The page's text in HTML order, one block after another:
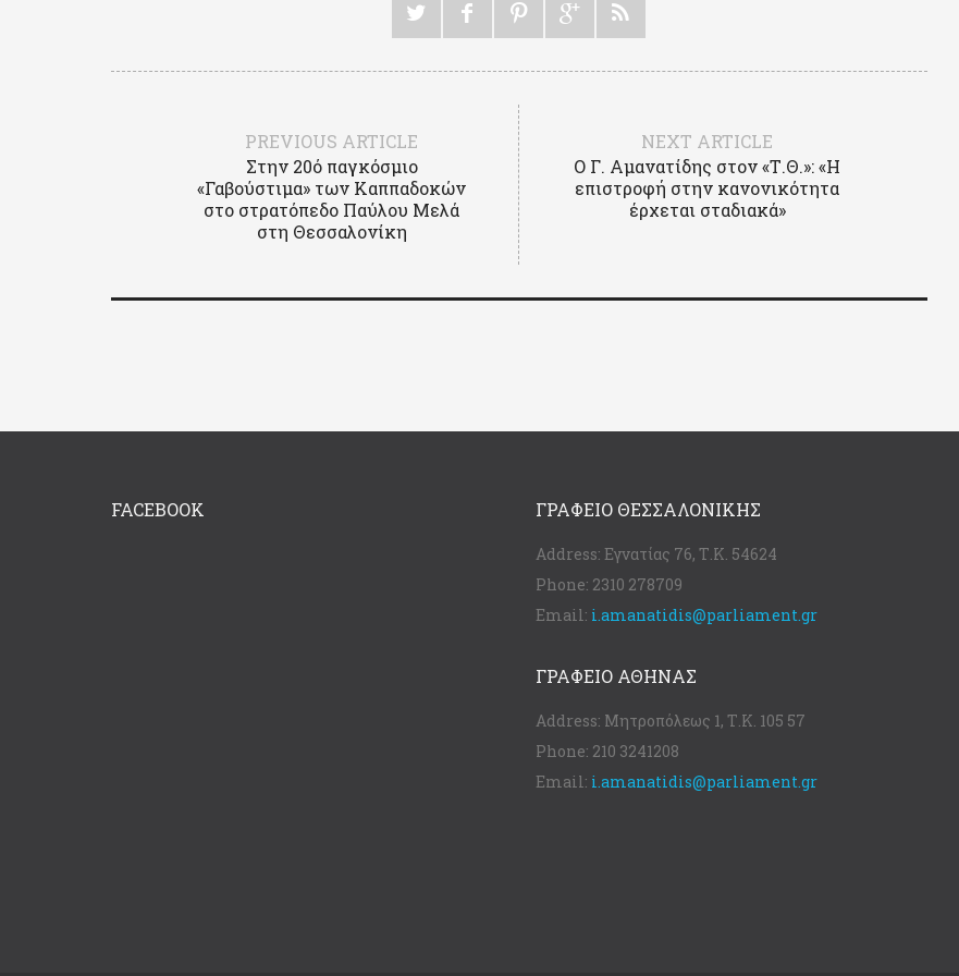
PREVIOUS ARTICLE
Στην 20ό παγκόσμιο
«Γαβούστιμα» των Καππαδοκών
στο στρατόπεδο Παύλου Μελά
στη Θεσσαλονίκη
NEXT ARTICLE
Ο Γ. Αμανατίδης στον «Τ.Θ.»: «Η
επιστροφή στην κανονικότητα
έρχεται σταδιακά»
FACEBOOK ΓΡΑΦΕΊΟ ΘΕΣΣΑΛΟΝΊΚΗΣ
Address: Εγνατίας 76, Τ.Κ. 54624
Phone: 2310 278709
Email: i.amanatidis@parliament.gr
ΓΡΑΦΕΊΟ ΑΘΉΝΑΣ
Address: Μητροπόλεως 1, Τ.Κ. 105 57
Phone: 210 3241208
Email: i.amanatidis@parliament.gr